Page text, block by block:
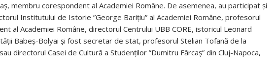
membru corespondent al Academiei Române. De asemenea, au participat și
Institutului de Istorie ”George Barițiu” al Academiei Române, profesorul
al Academiei Române, directorul Centrului UBB CORE, istoricul Leonard
Babeș-Bolyai și fost secretar de stat, profesorul Stelian Tofană de la
directorul Casei de Cultură a Studenților ”Dumitru Fărcaș” din Cluj-Napoca,